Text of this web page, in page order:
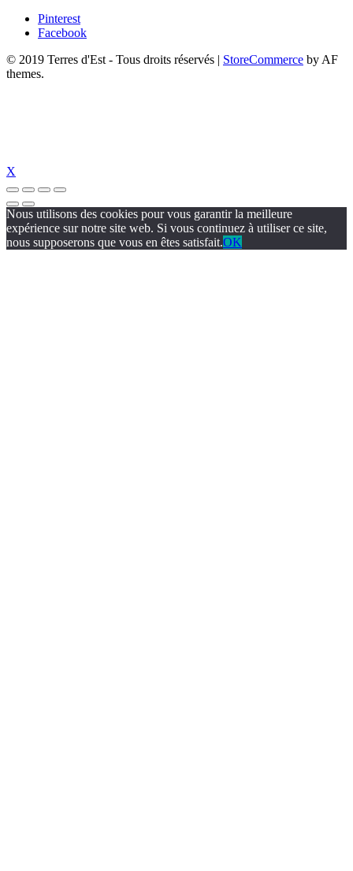
Pinterest
Facebook
© 2019 Terres d'Est - Tous droits réservés
StoreCommerce by AF
themes.
X
Nous utilisons des cookies pour vous garantir la meilleure
expérience sur notre site web. Si vous continuez à utiliser ce site,
nous supposerons que vous en êtes satisfait.OK